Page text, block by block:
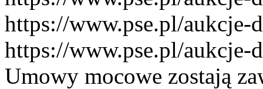
https://www.pse.pl/aukcje-
https://www.pse.pl/aukcje-
Umowy mocowe zostają